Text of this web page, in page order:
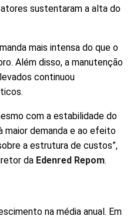
sustentaram a alta do
mais intensa do que o
Além disso, a manutenção
continuou
com a estabilidade do
maior demanda e ao efeito
a estrutura de custos”,
da Edenred Repom.
na média anual. Em